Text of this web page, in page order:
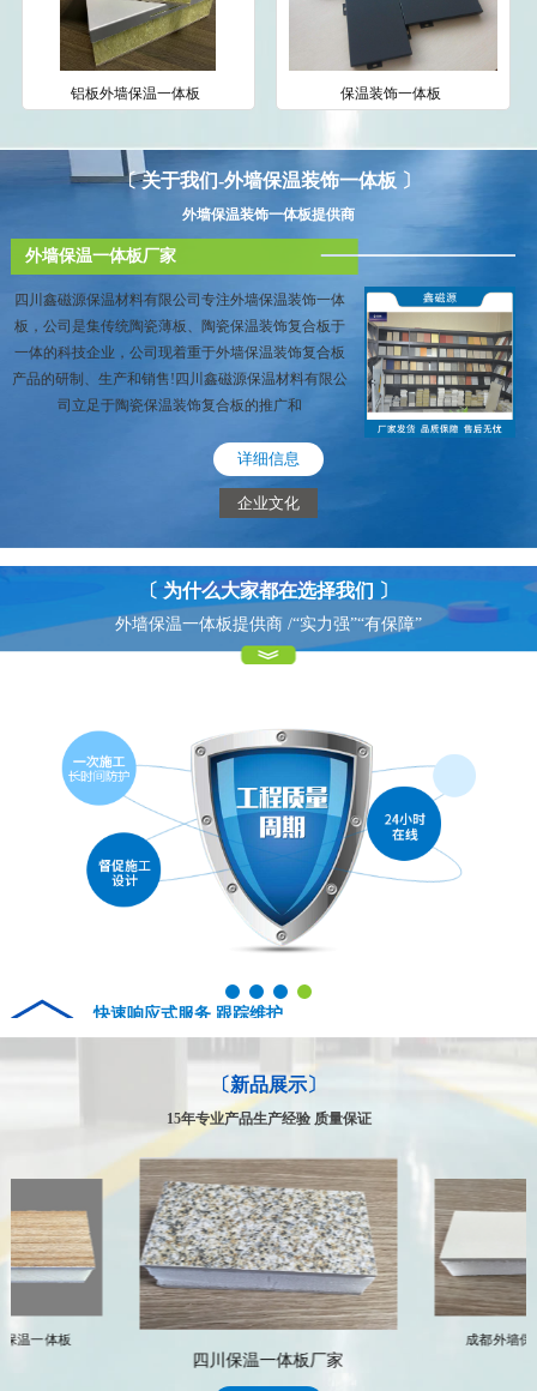
铝板外墙保温一体板 保温装饰一体板
〔 关于我们-外墙保温装饰一体板 〕
外墙保温装饰一体板提供商
外墙保温一体板厂家
四川鑫磁源保温材料有限公司专注外墙保温装饰一体
板，公司是集传统陶瓷薄板、陶瓷保温装饰复合板于
一体的科技企业，公司现着重于外墙保温装饰复合板
产品的研制、生产和销售!四川鑫磁源保温材料有限公
司立足于陶瓷保温装饰复合板的推广和
详细信息
企业文化
〔 为什么大家都在选择我们 〕
外墙保温一体板提供商 /“实力强”“有保障”
04
快速响应式服务 跟踪维护
Fast response service tracking maintenance
专业的售后服务体系，让你得到的不仅仅是合作
公司拥有一支专业化的技术服务队伍，具有多年行业从事经验，能及
时、高效的为客户提供专业、科学、完善的整套系统解决方案 常年
跟踪服务，遇到有关技术和售后服务问题，我们将通过专门的部门及
时处理顾客的问题，完善周到的售后服务，赢得了众多客户的信赖
我们的售后服务
〔新品展示〕
15年专业产品生产经验 质量保证
保温一体板
四川保温一体板厂家
成都外墙保